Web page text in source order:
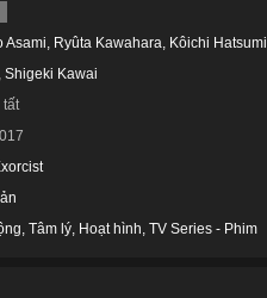
Asami Ryûta Kawahara
Kôichi Hatsumi
Shigeki Kawai
tất
Tâm lý Hoạt hình TV Series - Phim